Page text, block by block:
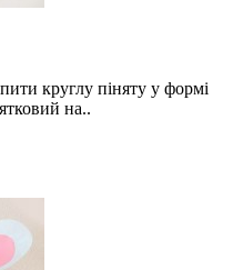
круглу піняту у формі
на..